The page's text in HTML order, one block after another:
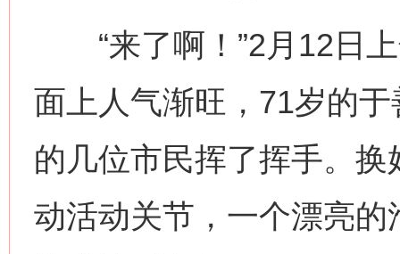
“来了啊！”2月12日上
面上人气渐旺，71岁的
的几位市民挥了挥手。
动活动关节，一个漂亮